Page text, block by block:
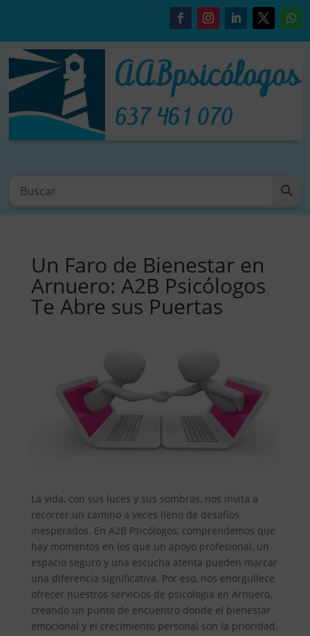
Un Faro de Bienestar en
Arnuero: A2B Psicólogos
Te Abre sus Puertas
La vida, con sus luces y sus sombras, nos invita a
recorrer un camino a veces lleno de desafíos
inesperados. En A2B Psicólogos, comprendemos que
hay momentos en los que un apoyo profesional, un
espacio seguro y una escucha atenta pueden marcar
una diferencia significativa. Por eso, nos enorgullece
ofrecer nuestros servicios de psicología en Arnuero,
creando un punto de encuentro donde el bienestar
emocional y el crecimiento personal son la prioridad.